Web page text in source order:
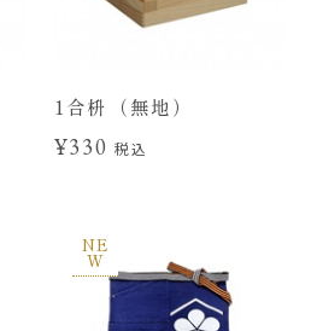
1合枡（無地）
¥330税込
NE
W